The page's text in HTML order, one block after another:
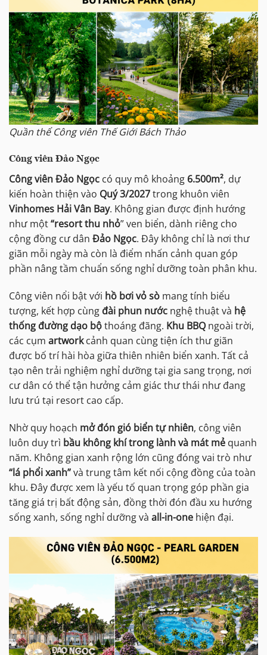
Quần thể Công viên Thế Giới Bách Thảo
Công viên Đảo Ngọc
Công viên Đảo Ngọc có quy mô khoảng 6.500m², dự
kiến hoàn thiện vào Quý 3/2027trong khuôn viên
Vinhomes Hải Vân Bay. Không gian được định hướng
như một“resort thu nhỏ” ven biển, dành riêng cho
cộng đồng cư dân Đảo Ngọc. Đây không chỉ là nơi thư
giãn mỗi ngày mà còn là điểm nhấn cảnh quan góp
phần nâng tầm chuẩn sống nghỉ dưỡng toàn phân khu.
Công viên nổi bật với hồ bơi vỏ sò mang tính biểu
tượng, kết hợp cùng đài phun nước nghệ thuật và hệ
thống đường dạo bộthoáng đãng. Khu BBQ ngoài trời,
các cụm artworkcảnh quan cùng tiện ích thư giãn
được bố trí hài hòa giữa thiên nhiên biển xanh. Tất cả
tạo nên trải nghiệm nghỉ dưỡng tại gia sang trọng, nơi
cư dân có thể tận hưởng cảm giác thư thái như đang
lưu trú tại resort cao cấp.
Nhờ quy hoạch mở đón gió biển tự nhiên, công viên
luôn duy trì bầu không khí trong lành và mát mẻ quanh
năm. Không gian xanh rộng lớn cũng đóng vai trò như
“lá phổi xanh”và trung tâm kết nối cộng đồng của toàn
khu. Đây được xem là yếu tố quan trọng góp phần gia
tăng giá trị bất động sản, đồng thời đón đầu xu hướng
sống xanh, sống nghỉ dưỡng và all-in-one hiện đại.